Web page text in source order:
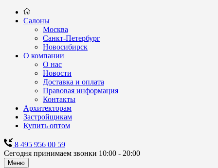
Салоны
Москва
Санкт-Петербург
Новосибирск
О компании
О нас
Новости
Доставка и оплата
Правовая информация
Контакты
Архитекторам
Застройщикам
Купить оптом
8 495 956 00 59
Сегодня принимаем звонки 10:00 - 20:00
Меню